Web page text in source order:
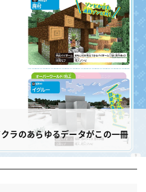
ラのあらゆるデータがこの一冊